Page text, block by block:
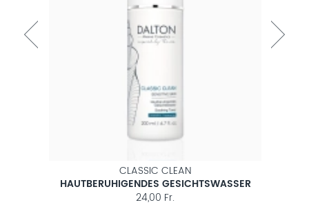
CLASSIC CLEAN
HAUTBERUHIGENDES GESICHTSWASSER
24,00 Fr.